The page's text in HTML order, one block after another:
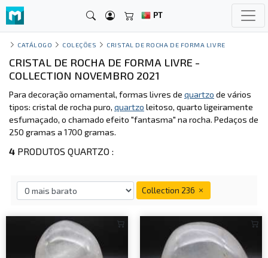
PT
CATÁLOGO COLEÇÕES CRISTAL DE ROCHA DE FORMA LIVRE
CRISTAL DE ROCHA DE FORMA LIVRE -
COLLECTION NOVEMBRO 2021
Para decoração ornamental, formas livres de quartzo de vários
tipos: cristal de rocha puro, quartzo leitoso, quarto ligeiramente
esfumaçado, o chamado efeito "fantasma" na rocha. Pedaços de
250 gramas a 1700 gramas.
4 PRODUTOS QUARTZO :
Collection 236